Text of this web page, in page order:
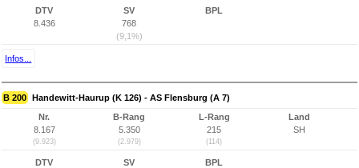
DTV
8.436
SV
768
(9,1%)
BPL
Infos...
B 200 Handewitt-Haurup (K 126) - AS Flensburg (A 7)
Nr.
8.167
(9.923)
B-Rang
5.350
(2.979)
L-Rang
215
(114)
Land
SH
DTV
SV
BPL